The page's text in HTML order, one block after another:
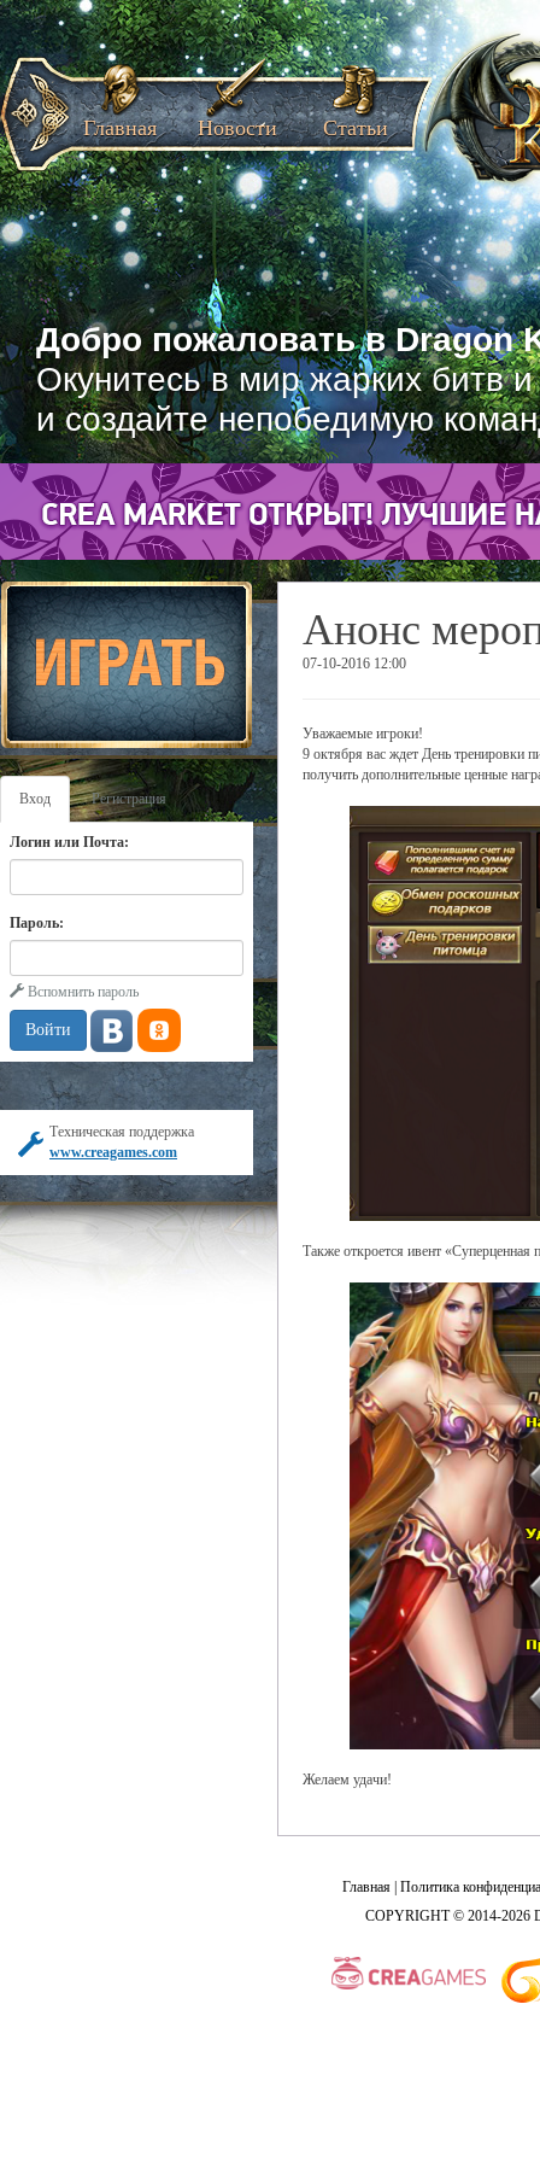
Добро пожаловать в Dragon
Окунитесь в мир жарких битв
и создайте непобедимую
Главная Новости Статьи
Вход Регистрация
Логин или Почта:
Пароль:
Вспомнить пароль
Техническая поддержка
www.creagames.com
Анонс
07-10-2016 12:00
Уважаемые игроки!
9 октября вас ждет День тренировки
получить дополнительные ценные
Также откроется ивент
Желаем удачи!
Главная Политика
COPYRIGHT © 2014-2026